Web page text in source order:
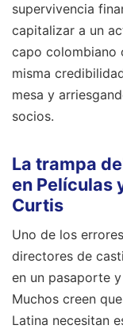
supervivencia
capitalizar a un
capo colombiano
misma
mesa y
socios.
La trampa
en Películas
Curtis
Uno de los
directores de
en un pasaporte
Muchos creen
Latina necesitan